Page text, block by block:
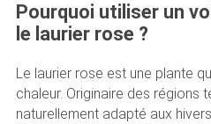
Pourquoi utiliser un
le laurier rose ?
Le laurier rose est une plante
chaleur. Originaire des régions
naturellement adapté aux